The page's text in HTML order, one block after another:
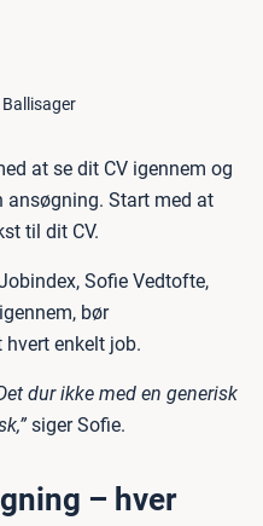
at se dit CV igennem og
Start med at
til dit CV.
Sofie Vedtofte,
bør
enkelt job.
dur ikke med en generisk
siger Sofie.
– hver